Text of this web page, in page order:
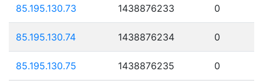
85.195.130.73 1438876233 0
85.195.130.74 1438876234 0
85.195.130.75 1438876235 0